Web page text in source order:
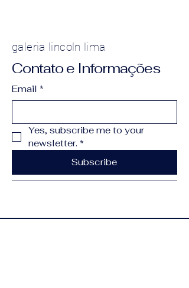
galeria lincoln lima
Contato e Informações
Email *
Yes, subscribe me to your
newsletter. *
Subscribe